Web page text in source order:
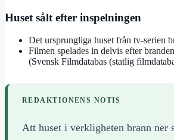
Huset sålt efter inspelningen
Det ursprungliga huset från tv-serien
Filmen spelades in delvis efter
(Svensk Filmdatabas (statlig
REDAKTIONENS NOTIS
Att huset i verkligheten brann